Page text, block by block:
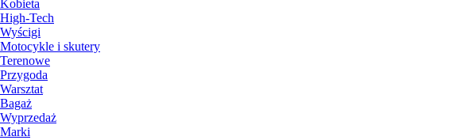
Kobieta
High-Tech
Wyścigi
Motocykle i skutery
Terenowe
Przygoda
Warsztat
Bagaż
Wyprzedaż
Marki